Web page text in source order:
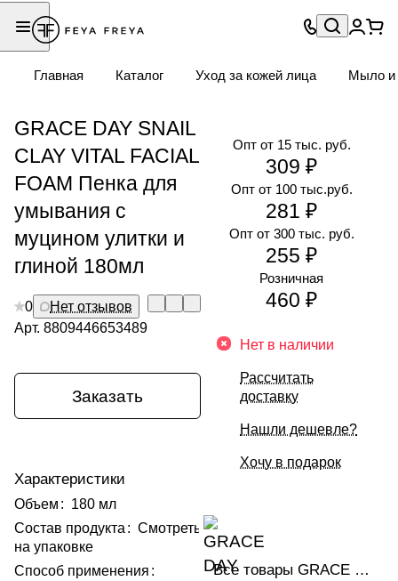
Главная Каталог Уход за кожей лица Мыло и
GRACE DAY SNAIL
CLAY VITAL FACIAL
FOAM Пенка для
умывания с
муцином улитки и
глиной 180мл
0
Нет отзывов
Арт. 8809446653489
Заказать
Характеристики
Объем : 180 мл
Состав продукта : Смотреть
на упаковке
Способ применения :
Опт от 300 тыс. руб.
255 ₽
Опт от 15 тыс. руб.
309 ₽
Опт от 100 тыс.руб.
281 ₽
Розничная
460 ₽
Нет в наличии
Рассчитать
доставку
Нашли дешевле?
Хочу в подарок
Все товары GRACE DAY